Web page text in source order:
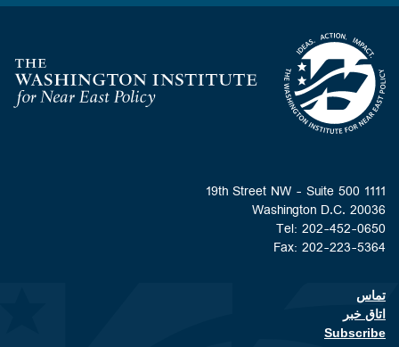
Homepage
1111 19th Street NW - Suite 500
Washington D.C. 20036
Tel: 202-452-0650
Fax: 202-223-5364
Footer contact links
تماس
اتاق خبر
Subscribe